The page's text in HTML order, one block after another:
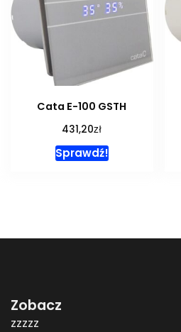
Cata E-100 GSTH
431,20zł
Sprawdź!
Zobacz
zzzzz